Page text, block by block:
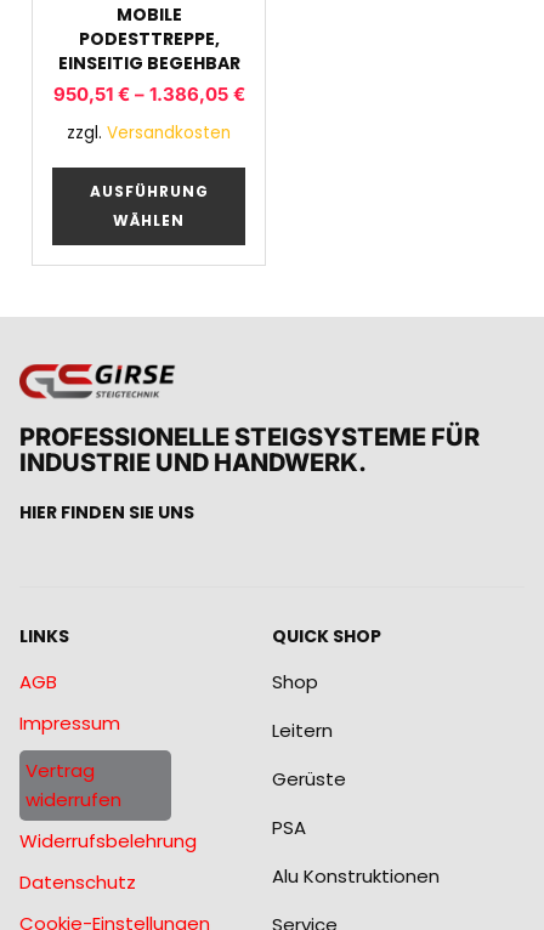
MOBILE
PODESTTREPPE,
EINSEITIG BEGEHBAR
950,51 €– 1.386,05 €
zzgl. Versandkosten
AUSFÜHRUNG
WÄHLEN
PROFESSIONELLE STEIGSYSTEME FÜR
INDUSTRIE UND HANDWERK.
HIER FINDEN SIE UNS
LINKS
AGB
Impressum
Vertrag
widerrufen
Widerrufsbelehrung
Datenschutz
Cookie-Einstellungen
QUICK SHOP
Shop
Leitern
Gerüste
PSA
Alu Konstruktionen
Service